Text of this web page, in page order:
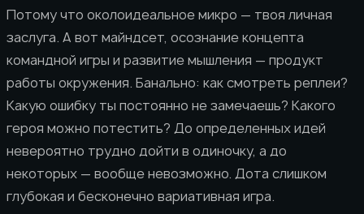
Потому что околоидеальное микро — твоя личная
заслуга. А вот майндсет, осознание концепта
командной игры и развитие мышления — продукт
работы окружения. Банально: как смотреть реплеи?
Какую ошибку ты постоянно не замечаешь? Какого
героя можно потестить? До определенных идей
невероятно трудно дойти в одиночку, а до
некоторых — вообще невозможно. Дота слишком
глубокая и бесконечно вариативная игра.